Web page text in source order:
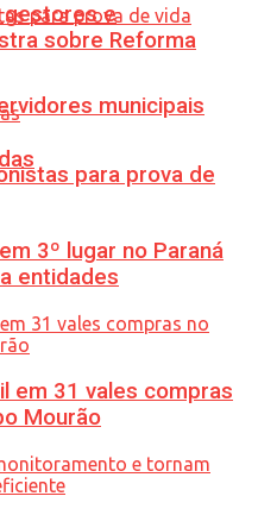
municipais
para prova de
gestores e
sobre Reforma
3º lugar no Paraná
entidades
em 31 vales compras
Mourão